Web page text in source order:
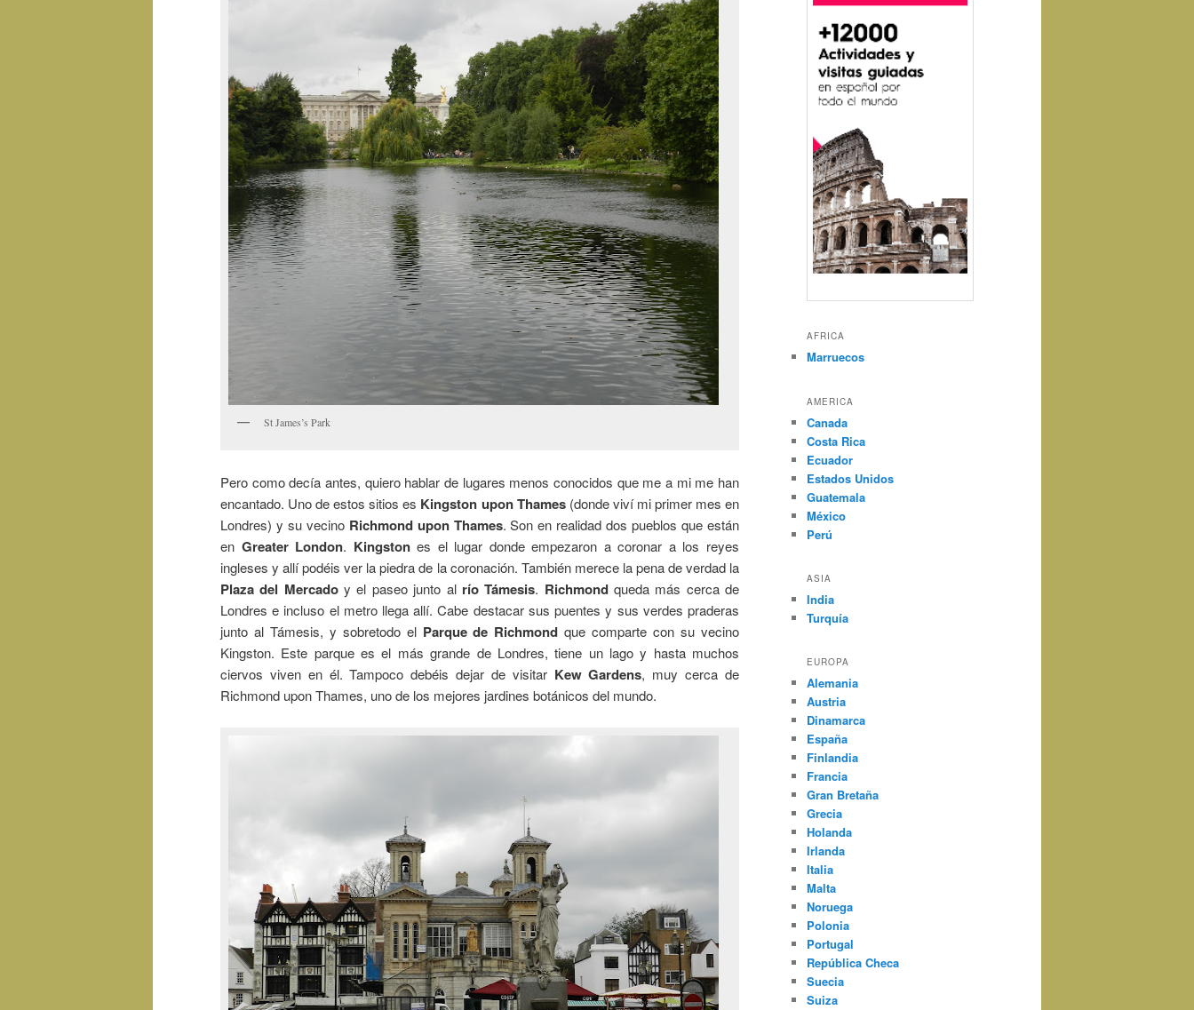
St James’s Park
Pero como decía antes, quiero hablar de lugares menos conocidos que me a mi me han
encantado. Uno de estos sitios es Kingston upon Thames (donde viví mi primer mes en
Londres) y su vecino Richmond upon Thames. Son en realidad dos pueblos que están
en Greater London. Kingstones el lugar donde empezaron a coronar a los reyes
ingleses y allí podéis ver la piedra de la coronación. También merece la pena de verdad la
Plaza del Mercadoy el paseo junto alrío Támesis. Richmondqueda más cerca de
Londres e incluso el metro llega allí. Cabe destacar sus puentes y sus verdes praderas
junto al Támesis, y sobretodo el Parque de Richmond que comparte con su vecino
Kingston. Este parque es el más grande de Londres, tiene un lago y hasta muchos
ciervos viven en él. Tampoco debéis dejar de visitar Kew Gardens, muy cerca de
Richmond upon Thames, uno de los mejores jardines botánicos del mundo.
AFRICA
Marruecos
AMERICA
Canada
Costa Rica
Ecuador
Estados Unidos
Guatemala
México
Perú
ASIA
India
Turquía
EUROPA
Alemania
Austria
Dinamarca
España
Finlandia
Francia
Gran Bretaña
Grecia
Holanda
Irlanda
Italia
Malta
Noruega
Polonia
Portugal
República Checa
Suecia
Suiza